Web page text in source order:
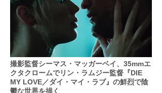
撮影監督シーマス・マッガーベイ、35mmエ
クタクロームでリン・ラムジー監督『DIE
MY LOVE／ダイ・マイ・ラブ』の鮮烈で陰
鬱な世界を描く